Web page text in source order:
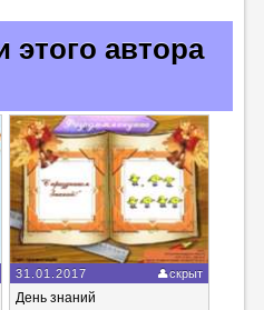
этого автора
31.01.2017 скрыт
День знаний